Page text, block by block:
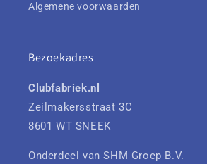
Algemene voorwaarden
Bezoekadres
Clubfabriek.nl
Zeilmakersstraat 3C
8601 WT SNEEK
Onderdeel van SHM Groep B.V.